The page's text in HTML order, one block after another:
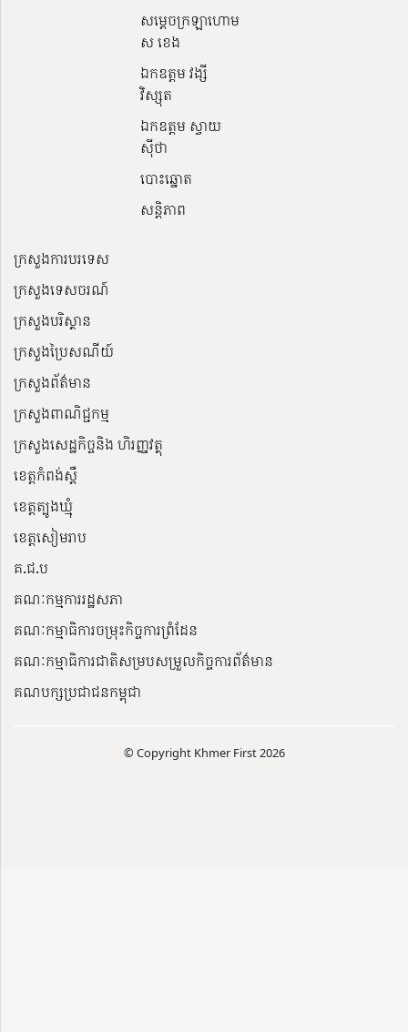
សម្ដេចក្រឡាហោម
ស ខេង
ឯកឧត្តម វង្សី
វិស្សុត
ឯកឧត្តម ស្វាយ
ស៊ីថា
បោះឆ្នោត
សន្តិភាព
ក្រសួងការបរទេស
ក្រសួងទេសចរណ៍
ក្រសួងបរិស្ថាន
ក្រសួងប្រៃសណីយ៍
ក្រសួងព័ត៌មាន
ក្រសួងពាណិជ្ជកម្ម
ក្រសួងសេដ្ឋកិច្ចនិង ហិរញ្ញវត្ថុ
ខេត្តកំពង់ស្ពឺ
ខេត្តត្បូងឃ្មុំ
ខេត្តសៀមរាប
គ.ជ.ប
គណៈកម្មការរដ្ឋសភា
គណៈកម្មាធិការចម្រុះកិច្ចការព្រំដែន
គណៈកម្មាធិការជាតិសម្របសម្រួលកិច្ចការព័ត៌មាន
គណបក្សប្រជាជនកម្ពុជា
© Copyright Khmer First 2026